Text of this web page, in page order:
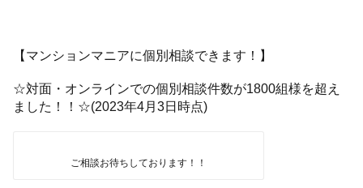
【マンションマニアに個別相談できます！】
☆対面・オンラインでの個別相談件数が1800組様を超え
ました！！☆(2023年4月3日時点)
ご相談お待ちしております！！